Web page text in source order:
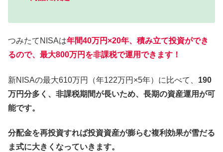
つみたてNISAは年間40万円×20年、積み立て投資ができ
るので、最大800万円を非課税で運用できます！
新NISAの最大610万円（年122万円×5年）に比べて、 190
万円分多く、非課税期間が長いため、長期の資産運用が可
能です。
分配金を再投資すれば投資資産が膨らむ複利効果が雪だる
ま式に大きくなっていきます。